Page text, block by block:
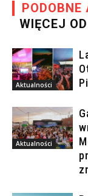
PODOBNE
WIĘCEJ
Aktualności
Aktualności